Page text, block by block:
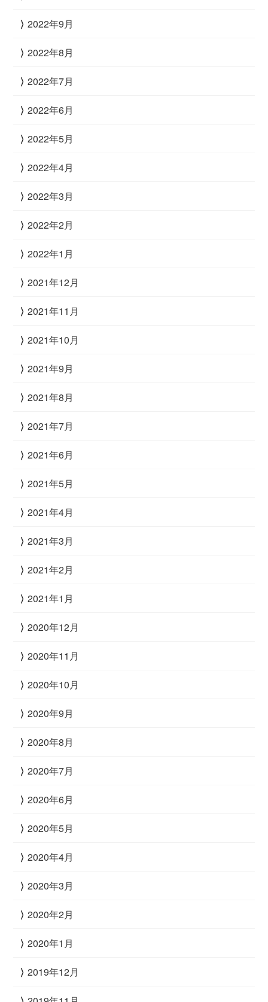
2022年9月
2022年8月
2022年7月
2022年6月
2022年5月
2022年4月
2022年3月
2022年2月
2022年1月
2021年12月
2021年11月
2021年10月
2021年9月
2021年8月
2021年7月
2021年6月
2021年5月
2021年4月
2021年3月
2021年2月
2021年1月
2020年12月
2020年11月
2020年10月
2020年9月
2020年8月
2020年7月
2020年6月
2020年5月
2020年4月
2020年3月
2020年2月
2020年1月
2019年12月